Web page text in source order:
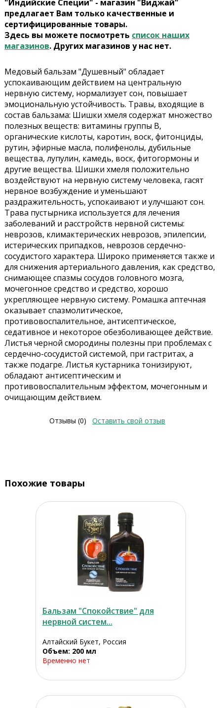
"Индийские Специи" - магазин "Виджай"
предлагает Вам только качественные и
сертифицированные товары.
Здесь вы можете посмотреть список наших
магазинов. Других магазинов у нас нет.
Медовый бальзам "Душевный" обладает
успокаивающим действием на центральную
нервную систему, нормализует сон, повышает
эмоциональную устойчивость. Травы, входящие в
состав бальзама: Шишки хмеля содержат множество
полезных веществ: витамины группы В,
органические кислоты, каротин, воск, фитонциды,
рутин, эфирные масла, полифенолы, дубильные
вещества, лупулин, камедь, воск, фитогормоны и
другие вещества. Шишки хмеля положительно
воздействуют на нервную систему человека, гасят
нервное возбуждение и уменьшают
раздражительность, успокаивают и улучшают сон.
Трава пустырника используется для лечения
заболеваний и расстройств нервной системы:
неврозов, климактерических неврозов, эпилепсии,
истерических припадков, неврозов сердечно-
сосудистого характера. Широко применяется также и
для снижения артериального давления, как средство,
снимающее спазмы сосудов головного мозга,
мочегонное средство и средство, хорошо
укрепляющее нервную систему. Ромашка аптечная
оказывает спазмолитическое,
противовоспалительное, антисептическое,
седативное и некоторое обезболивающее действие.
Листья черной смородины полезны при проблемах с
сердечно-сосудистой системой, при гастритах, а
также подагре. Листья кустарника тонизируют,
обладают антисептическим и
противовоспалительным эффектом, мочегонным и
очищающим действием.
Отзывы (0) Оставить свой отзыв
Похожие товары
Бальзам "Спокойствие" для
нервной систем...
Алтайский Букет, Россия
Объем: 200 мл
Временно нет